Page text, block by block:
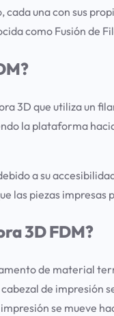
una con sus
como Fusión de
3D que utiliza un
la plataforma
a su
las piezas
3D FDM?
de material
de impresión
se mueve